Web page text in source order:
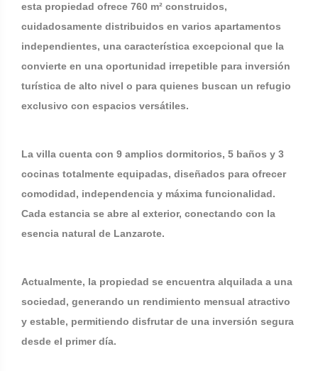
esta propiedad ofrece 760 m² construidos,
cuidadosamente distribuidos en varios apartamentos
independientes, una característica excepcional que la
convierte en una oportunidad irrepetible para inversión
turística de alto nivel o para quienes buscan un refugio
exclusivo con espacios versátiles.
La villa cuenta con 9 amplios dormitorios, 5 baños y 3
cocinas totalmente equipadas, diseñados para ofrecer
comodidad, independencia y máxima funcionalidad.
Cada estancia se abre al exterior, conectando con la
esencia natural de Lanzarote.
Actualmente, la propiedad se encuentra alquilada a una
sociedad, generando un rendimiento mensual atractivo
y estable, permitiendo disfrutar de una inversión segura
desde el primer día.